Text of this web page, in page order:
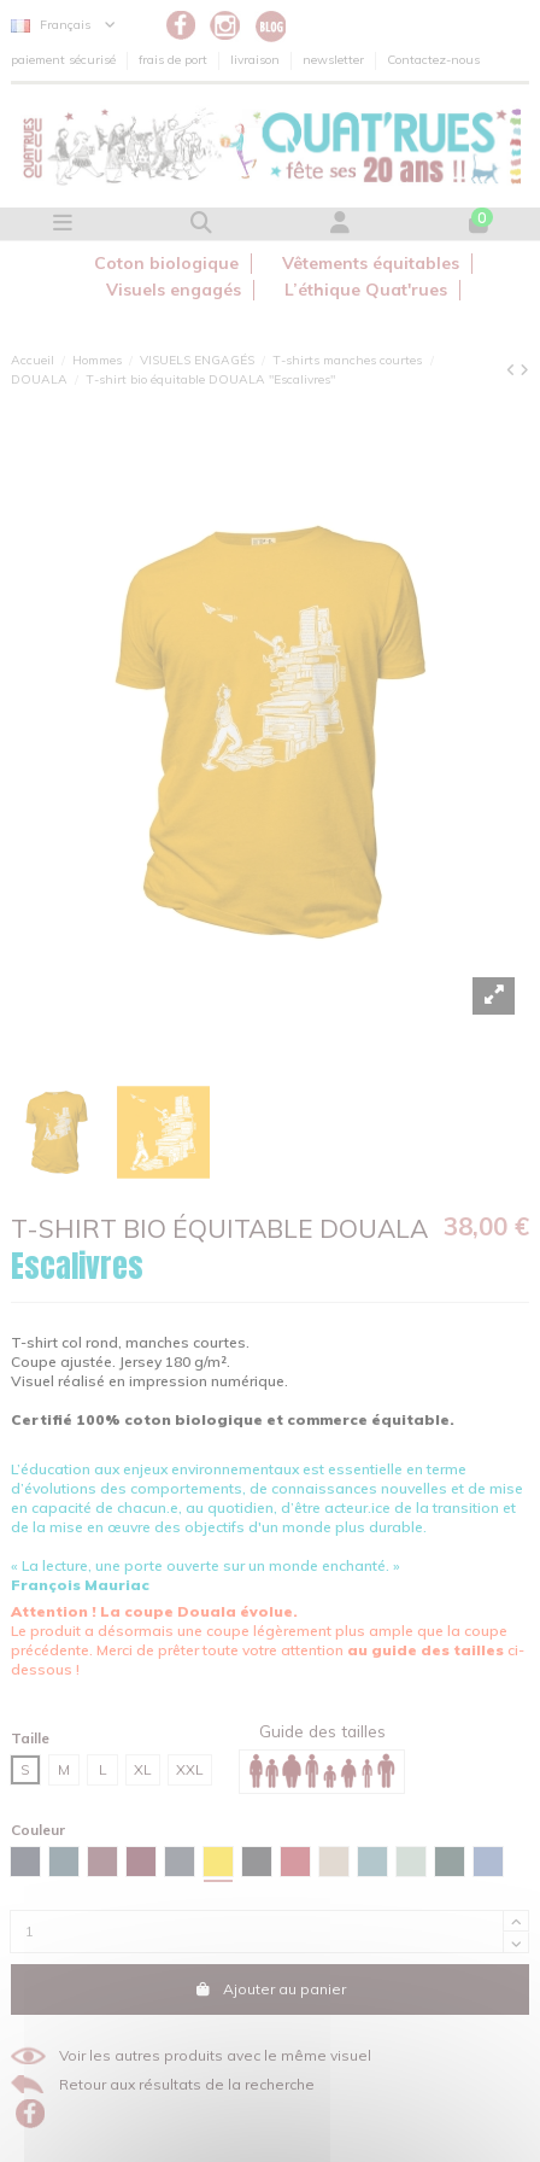
Panneau de gestion des cookies
Français
paiement sécurisé frais de port livraison newsletter Contactez-nous
0
Coton biologique
Vêtements équitables
Visuels engagés
L’éthique Quat'rues
Accueil Hommes VISUELS ENGAGÉS
T-shirts manches courtes
DOUALA
T-shirt bio équitable DOUALA "Escalivres"
T-SHIRT BIO ÉQUITABLE DOUALA 38,00 €
Escalivres
T-shirt col rond, manches courtes.
Coupe ajustée. Jersey 180 g/m².
Visuel réalisé en impression numérique.
Certifié 100% coton biologique et commerce équitable.
L’éducation aux enjeux environnementaux est essentielle en terme
d’évolutions des comportements, de connaissances nouvelles et de mise
en capacité de chacun.e, au quotidien, d’être acteur.ice de la transition et
de la mise en œuvre des objectifs d'un monde plus durable.
« La lecture, une porte ouverte sur un monde enchanté. »
François Mauriac
Attention ! La coupe Douala évolue.
Le produit a désormais une coupe légèrement plus ample que la coupe
précédente. Merci de prêter toute votre attention au guide des tailles ci-
dessous !
Taille
S
M L XL XXL
Guide des tailles
Couleur
Ajouter au panier
Voir les autres produits avec le même visuel
Retour aux résultats de la recherche